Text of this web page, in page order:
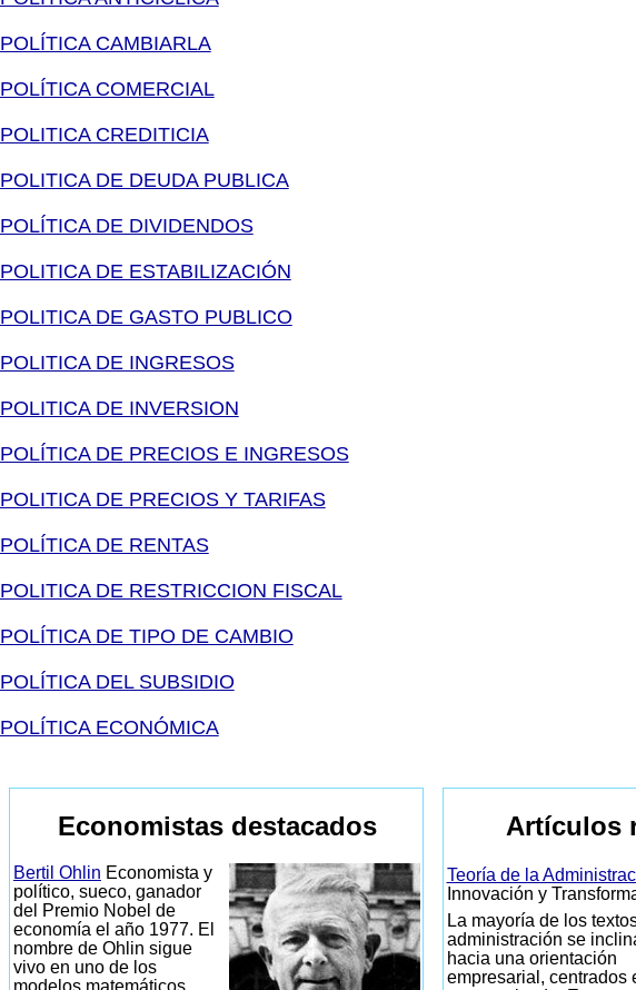
POLÍTICA CAMBIARLA
POLÍTICA COMERCIAL
POLITICA CREDITICIA
POLITICA DE DEUDA PUBLICA
POLÍTICA DE DIVIDENDOS
POLITICA DE ESTABILIZACIÓN
POLITICA DE GASTO PUBLICO
POLITICA DE INGRESOS
POLITICA DE INVERSION
POLÍTICA DE PRECIOS E INGRESOS
POLITICA DE PRECIOS Y TARIFAS
POLÍTICA DE RENTAS
POLITICA DE RESTRICCION FISCAL
POLÍTICA DE TIPO DE CAMBIO
POLÍTICA DEL SUBSIDIO
POLÍTICA ECONÓMICA
Economistas destacados
Bertil Ohlin Economista y
político, sueco, ganador
del Premio Nobel de
economía el año 1977. El
nombre de Ohlin sigue
vivo en uno de los
Artículos
Teoría de la
Innovación y
La mayoría de los
administración se
hacia una orientación
empresarial, centrados